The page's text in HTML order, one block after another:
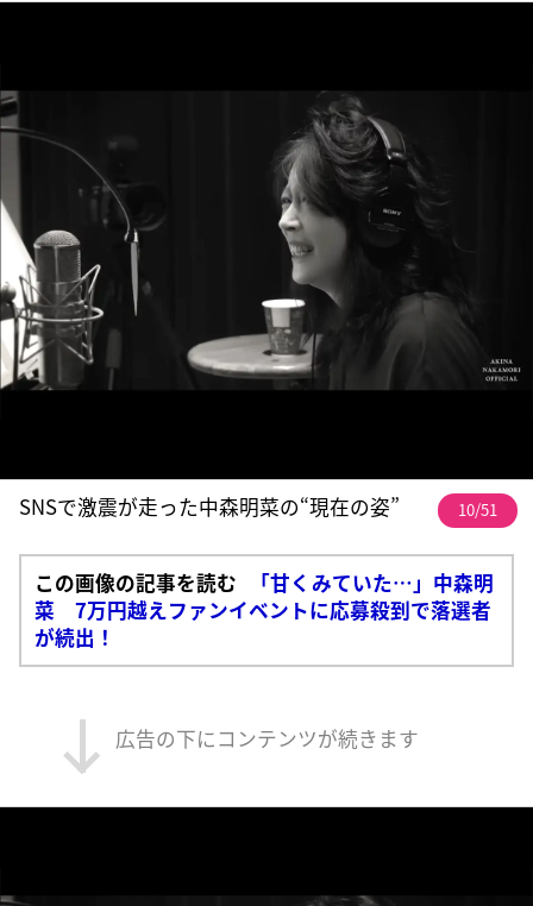
SNSで激震が走った中森明菜の“現在の姿” 10/51
この画像の記事を読む
「甘くみていた…」中森明
菜 7万円越えファンイベントに応募殺到で落選者
が続出！
広告の下にコンテンツが続きます